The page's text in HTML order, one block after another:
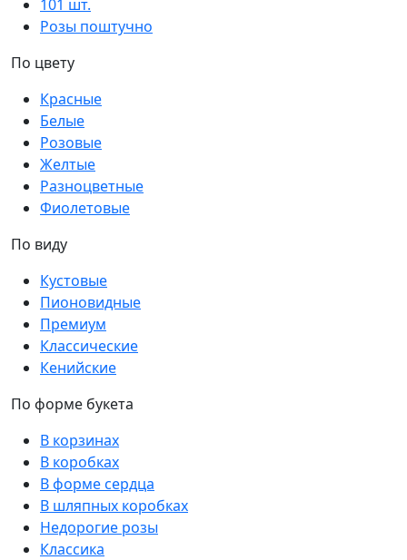
101 шт.
Розы поштучно
По цвету
Красные
Белые
Розовые
Желтые
Разноцветные
Фиолетовые
По виду
Кустовые
Пионовидные
Премиум
Классические
Кенийские
По форме букета
В корзинах
В коробках
В форме сердца
В шляпных коробках
Недорогие розы
Классика